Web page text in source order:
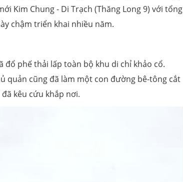
Kim Chung - Di Trạch (Thăng Long 9) với tổng
chậm triển khai nhiều năm.
đổ phế thải lấp toàn bộ khu di chỉ khảo cổ.
quản cũng đã làm một con đường bê-tông cắt
kêu cứu khắp nơi.